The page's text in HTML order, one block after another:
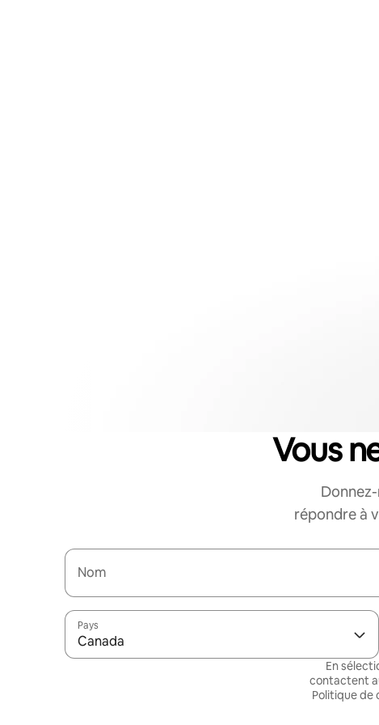
Vous
répondre à
Nom
Pays
Canada
En
contactent
Politique de